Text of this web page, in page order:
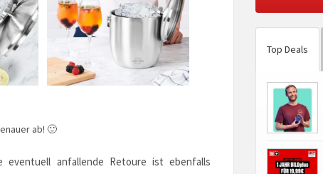
ab! 🙂
anfallende Retoure ist ebenfalls
Top Deals